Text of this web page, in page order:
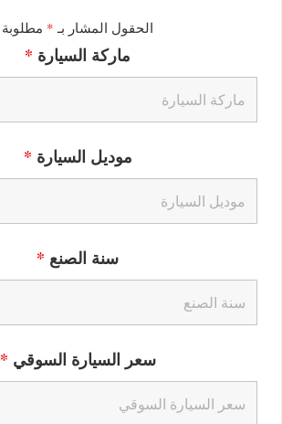
الحقول المشار بـ * مطلوبة
ماركة السيارة *
موديل السيارة *
سنة الصنع *
سعر السيارة السوقي *